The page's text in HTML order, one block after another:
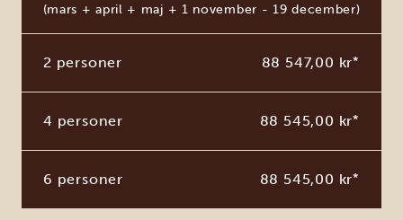
(mars + april + maj + 1 november - 19 december)
2 personer 88 547,00 kr*
4 personer 88 545,00 kr*
6 personer 88 545,00 kr*